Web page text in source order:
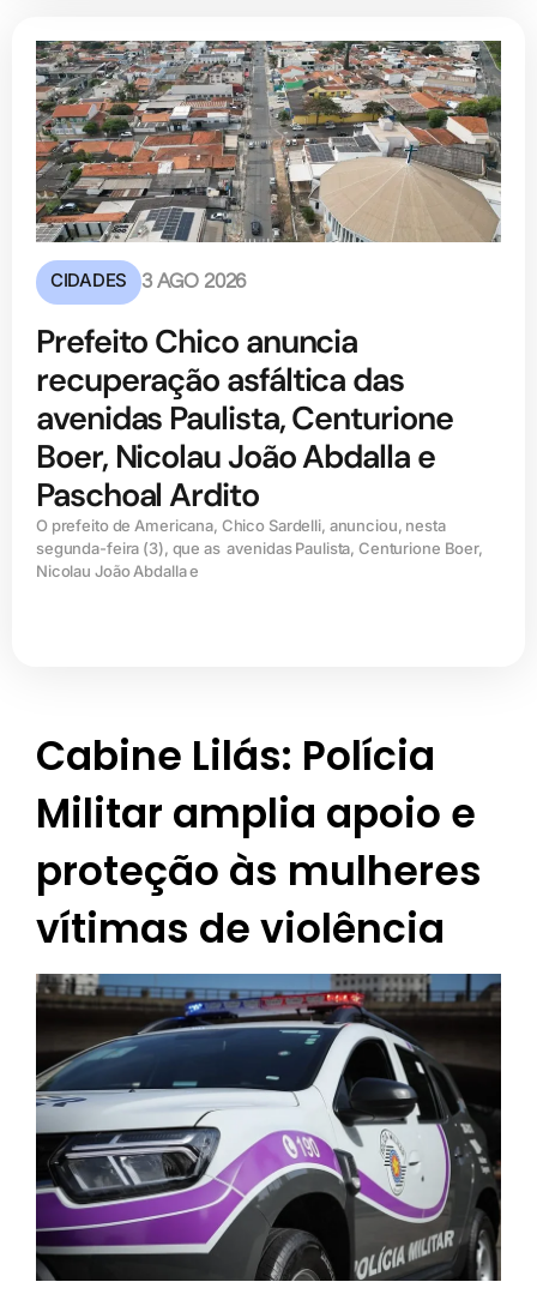
CIDADES 3 AGO 2026
Prefeito Chico anuncia
recuperação asfáltica das
avenidas Paulista, Centurione
Boer, Nicolau João Abdalla e
Paschoal Ardito
O prefeito de Americana, Chico Sardelli, anunciou, nesta
segunda-feira (3), que as avenidas Paulista, Centurione Boer,
Nicolau João Abdalla e
Cabine Lilás: Polícia
Militar amplia apoio e
proteção às mulheres
vítimas de violência